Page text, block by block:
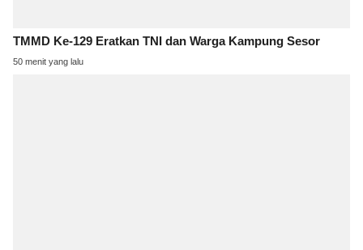
TMMD Ke-129 Eratkan TNI dan Warga Kampung Sesor
50 menit yang lalu